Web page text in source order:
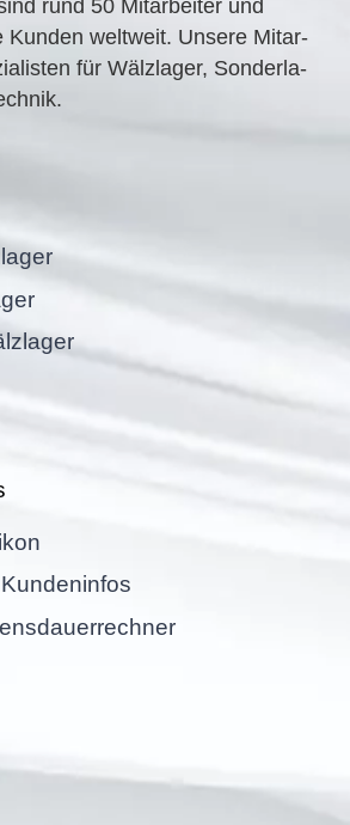
rund 50Mitar­bei­ter und
Kunden weltweit. Unsere Mitar­
für Wälzla­ger, Sonder­la­